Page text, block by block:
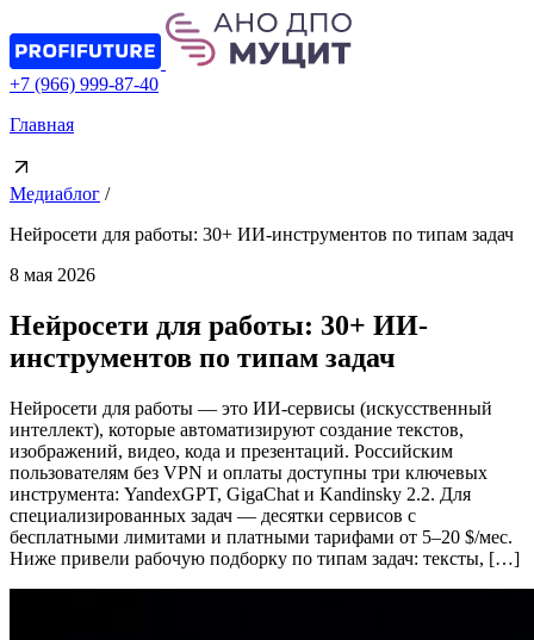
+7 (966) 999-87-40
Главная
Медиаблог /
Нейросети для работы: 30+ ИИ-инструментов по типам задач
8 мая 2026
Нейросети для работы: 30+ ИИ-
инструментов по типам задач
Нейросети для работы — это ИИ-сервисы (искусственный
интеллект), которые автоматизируют создание текстов,
изображений, видео, кода и презентаций. Российским
пользователям без VPN и оплаты доступны три ключевых
инструмента: YandexGPT, GigaChat и Kandinsky 2.2. Для
специализированных задач — десятки сервисов с
бесплатными лимитами и платными тарифами от 5–20 $/мес.
Ниже привели рабочую подборку по типам задач: тексты, […]